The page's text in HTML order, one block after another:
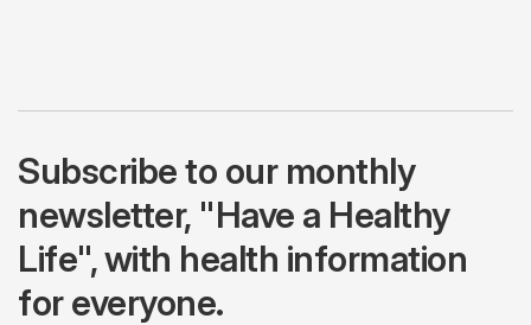
Subscribe to our monthly
newsletter, "Have a Healthy
Life", with health information
for everyone.